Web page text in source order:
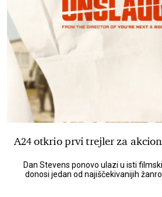
A24 otkrio prvi trejler za
Dan Stevens ponovo ulazi u isti
donosi jedan od najiščekivanijih